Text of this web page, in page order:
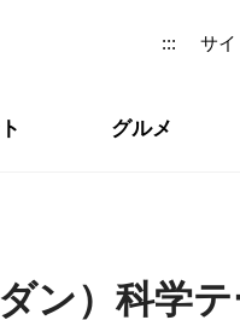
::: サ
グルメ
ン）科学